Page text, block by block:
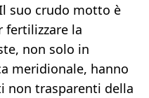
suo crudo motto è
fertilizzare la
non solo in
meridionale, hanno
non trasparenti della